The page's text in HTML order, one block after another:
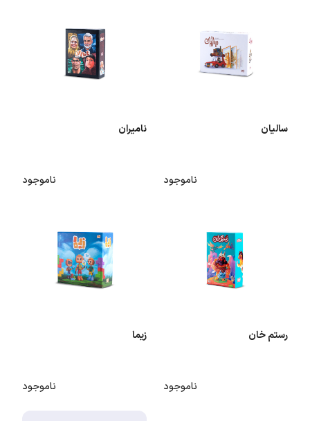
سالیان
ناموجود
نامیران
ناموجود
رستم خان
ناموجود
زیما
ناموجود